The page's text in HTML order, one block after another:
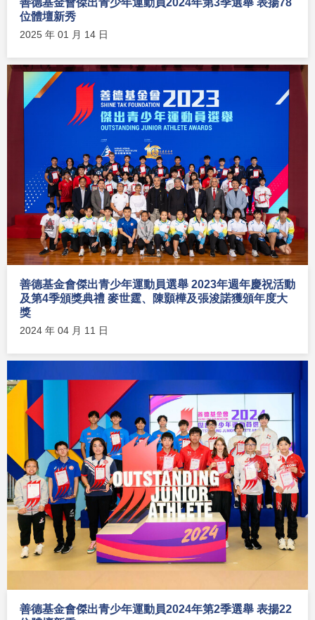
位體壇新秀
2025 年 01 月 14 日
善德基金會傑出青少年運動員選舉 2023年週年慶祝活動
及第4季頒獎典禮 麥世霆、陳顥樺及張浚諾獲頒年度大
獎
2024 年 04 月 11 日
善德基金會傑出青少年運動員2024年第2季選舉 表揚22